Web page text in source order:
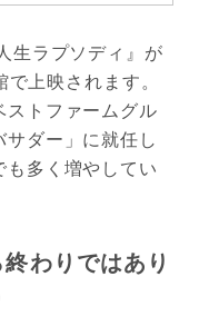
生ラプソディ』が
上映されます。
ストファームグル
ダー」に就任し
も多く増やしてい
わりではあり